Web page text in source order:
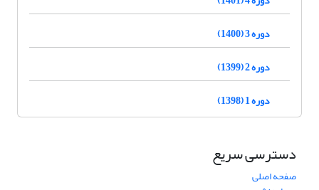
دوره 3 (1400)
دوره 2 (1399)
دوره 1 (1398)
دسترسی سریع
صفحه اصلی